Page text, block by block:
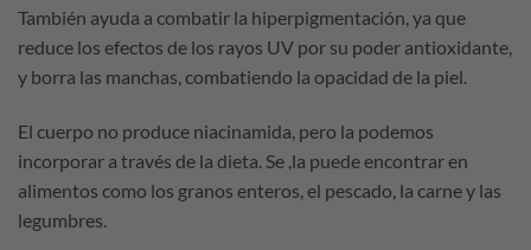
También ayuda a combatir la hiperpigmentación, ya que
reduce los efectos de los rayos UV por su poder antioxidante,
y borra las manchas, combatiendo la opacidad de la piel.
El cuerpo no produce niacinamida, pero la podemos
incorporar a través de la dieta. Se ,la puede encontrar en
alimentos como los granos enteros, el pescado, la carne y las
legumbres.